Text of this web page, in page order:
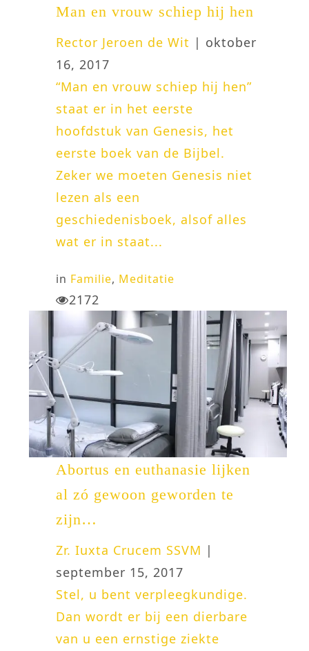
Man en vrouw schiep hij hen
Rector Jeroen de Wit | oktober
16, 2017
“Man en vrouw schiep hij hen”
staat er in het eerste
hoofdstuk van Genesis, het
eerste boek van de Bijbel.
Zeker we moeten Genesis niet
lezen als een
geschiedenisboek, alsof alles
wat er in staat...
in Familie, Meditatie
2172
Abortus en euthanasie lijken
al zó gewoon geworden te
zijn…
Zr. Iuxta Crucem SSVM |
september 15, 2017
Stel, u bent verpleegkundige.
Dan wordt er bij een dierbare
van u een ernstige ziekte